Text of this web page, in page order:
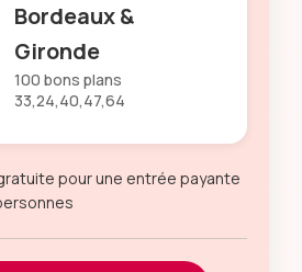
Bordeaux &
Gironde
100 bons plans
33,24,40,47,64
pour une entrée payante